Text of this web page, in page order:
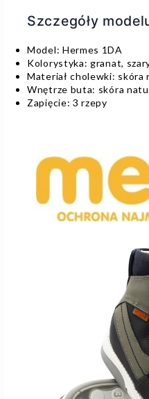
Szczegóły
Model: Hermes 1DA
Kolorystyka: granat,
Materiał cholewki: skóra
Wnętrze buta: skóra
Zapięcie: 3 rzepy